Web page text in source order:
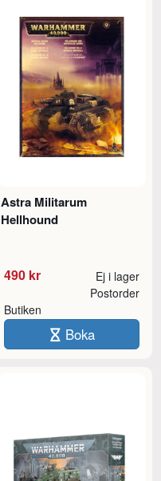
Astra Militarum
Hellhound
490 kr Ej i lager
Butiken
Postorder
Boka